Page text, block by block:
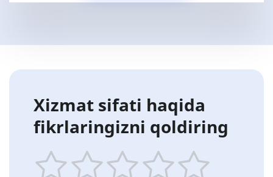
Xizmat sifati haqida
fikrlaringizni qoldiring